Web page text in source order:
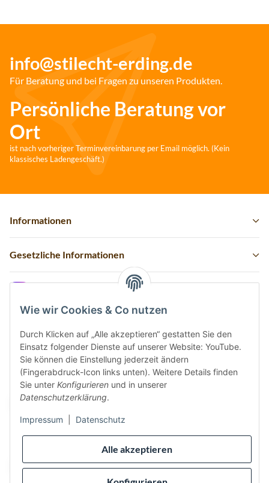
Alle akzeptieren
Wie wir Cookies & Co nutzen
Durch Klicken auf „Alle akzeptieren“ gestatten Sie den
Einsatz folgender Dienste auf unserer Website: YouTube.
Sie können die Einstellung jederzeit ändern
(Fingerabdruck-Icon links unten). Weitere Details finden
Sie unter Konfigurieren und in unserer
Datenschutzerklärung.
Impressum Datenschutz
info@stilecht-erding.de
Für Beratung und bei Fragen zu unseren Produkten.
Persönliche Beratung vor
Ort
ist nach vorheriger Terminvereinbarung per Email möglich. (Kein
klassisches Ladengeschäft.)
Informationen
Gesetzliche Informationen
Vertrag widerrufen
Sicher bezahlen via:
Wir versenden via: